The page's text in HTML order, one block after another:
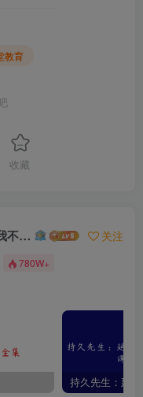
教育
收藏
自学联盟(找在线客服我不回信息的) 关注
780W+